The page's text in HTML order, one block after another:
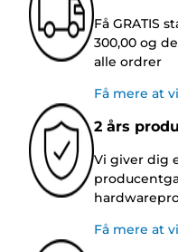
Få GRATIS
300,00 og
alle ordrer
Få mere at
2 års
Vi giver dig
Få mere at